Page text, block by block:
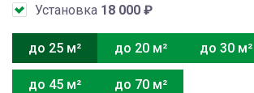
Установка 18 000 ₽
до 25 м² до 20 м² до 30 м²
до 45 м² до 70 м²